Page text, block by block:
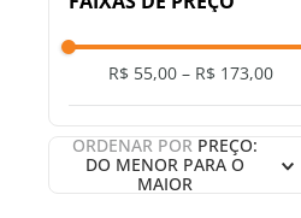
R$ 55,00 – R$ 173,00
ORDENAR POR PREÇO:
DO MENOR PARA O
MAIOR